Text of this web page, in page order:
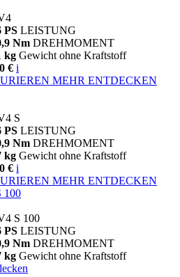
PS LEISTUNG
Nm DREHMOMENT
kg Gewicht ohne Kraftstoff
€ i
MEHR ENTDECKEN
S
PS LEISTUNG
Nm DREHMOMENT
kg Gewicht ohne Kraftstoff
€ i
MEHR ENTDECKEN
100
S 100
PS LEISTUNG
Nm DREHMOMENT
kg Gewicht ohne Kraftstoff